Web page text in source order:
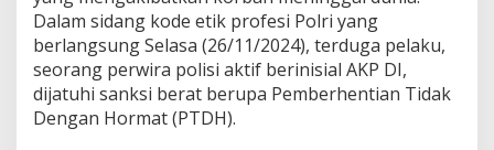
Dalam sidang kode etik profesi Polri yang
berlangsung Selasa (26/11/2024), terduga pelaku,
seorang perwira polisi aktif berinisial AKP DI,
dijatuhi sanksi berat berupa Pemberhentian Tidak
Dengan Hormat (PTDH).